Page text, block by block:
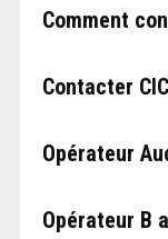
Comment
Contacter
Opérateur
Opérateur B